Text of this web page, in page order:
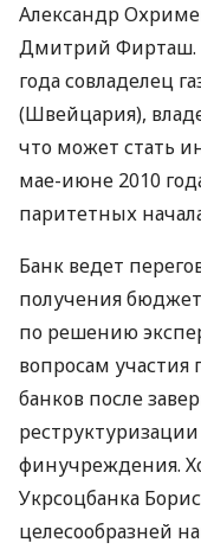
Александр
Дмитрий Фирташ.
года совладелец
(Швейцария),
что может стать
мае-июне 2010
паритетных
Банк ведет
получения
по решению
вопросам участия
банков после
финучреждения.
Укрсоцбанка
целесообразней